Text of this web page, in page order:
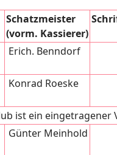
Schatzmeister
(vorm. Kassierer)
Erich. Benndorf
Konrad Roeske
ist ein eingetragener
Günter Meinhold